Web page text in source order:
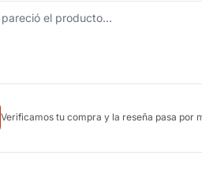
Verificamos tu compra y la reseña pasa por